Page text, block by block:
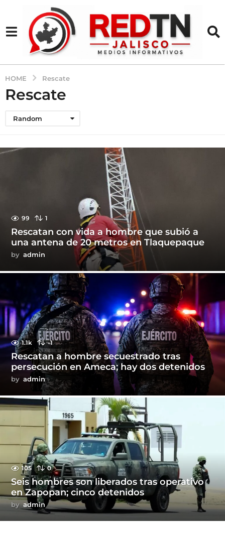
HOME Rescate
Rescate
Random
99 1
Rescatan con vida a hombre que subió a
una antena de 20 metros en Tlaquepaque
by admin
1.1k -1
Rescatan a hombre secuestrado tras
persecución en Ameca; hay dos detenidos
by admin
105 0
Seis hombres son liberados tras operativo
en Zapopan; cinco detenidos
by admin